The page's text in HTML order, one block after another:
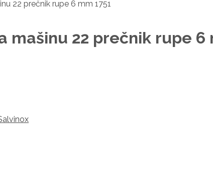
22 prečnik rupe 6 mm 1751
22 prečnik rupe 6